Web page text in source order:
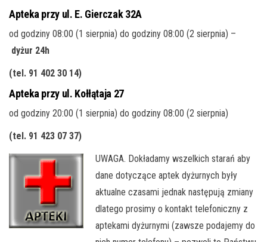
Apteka przy ul. E. Gierczak 32A
od godziny 08:00 (1 sierpnia) do godziny 08:00 (2 sierpnia) –
dyżur 24h
(tel. 91 402 30 14)
Apteka przy ul. Kołłątaja 27
od godziny 20:00 (1 sierpnia) do godziny 08:00 (2 sierpnia)
(tel. 91 423 07 37)
UWAGA. Dokładamy wszelkich starań aby
dane dotyczące aptek dyżurnych były
aktualne czasami jednak następują zmiany
dlatego prosimy o kontakt telefoniczny z
aptekami dyżurnymi (zawsze podajemy do